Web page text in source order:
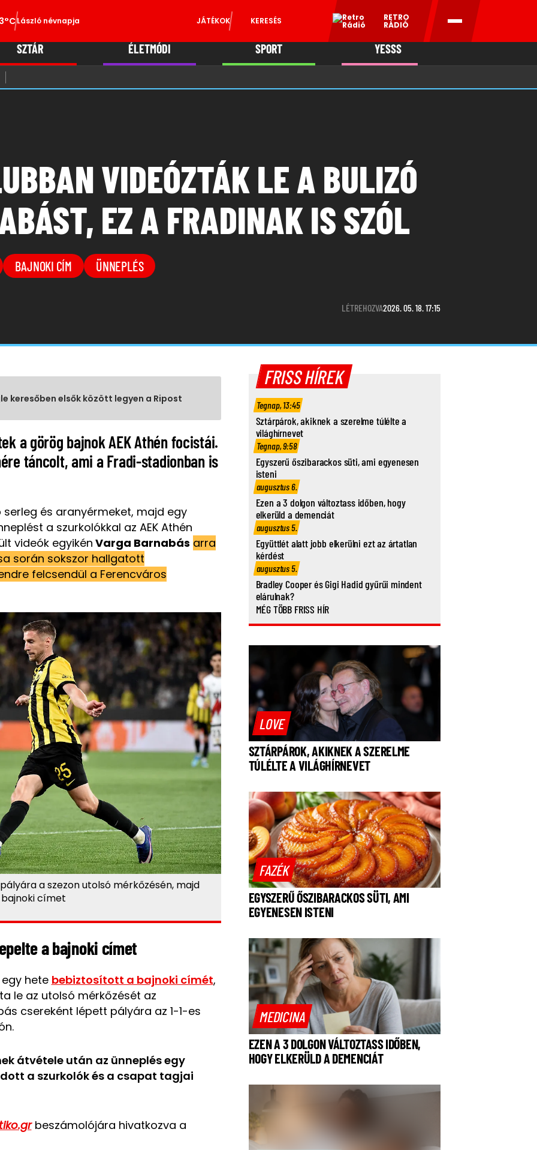
László névnapja JÁTÉKOK KERESÉS RETRO
RÁDIÓ
SZTÁR ÉLETMÓDI SPORT YESSS
VIDEÓZTÁK LE A BULIZÓ
EZ A FRADINAK IS SZÓL
BAJNOKI CÍM ÜNNEPLÉS
LÉTREHOZVA2026. 05. 18. 17:15
keresőben elsők között legyen a Ripost
a görög bajnok AEK Athén focistái.
táncolt, ami a Fradi-stadionban is
és aranyérmeket, majd egy
a szurkolókkal az AEK Athén
videók egyikén Varga Barnabás arra
során sokszor hallgatott
felcsendül a Ferencváros
a szezon utolsó mérkőzésén, majd
címet
a bajnoki címet
hete bebiztosított a bajnoki címét,
le az utolsó mérkőzését az
csereként lépett pályára az 1-1-es
átvétele után az ünneplés egy
a szurkolók és a csapat tagjai
beszámolójára hivatkozva a
FRISS HÍREK
Tegnap, 13:45
Sztárpárok, akiknek a szerelme túlélte a
világhírnevet
Tegnap, 9:58
Egyszerű őszibarackos süti, ami egyenesen
isteni
augusztus 6.
Ezen a 3 dolgon változtass időben, hogy
elkerüld a demenciát
augusztus 5.
Együttlét alatt jobb elkerülni ezt az ártatlan
kérdést
augusztus 5.
Bradley Cooper és Gigi Hadid gyűrűi mindent
elárulnak?
MÉG TÖBB FRISS HÍR
LOVE
SZTÁRPÁROK, AKIKNEK A SZERELME
TÚLÉLTE A VILÁGHÍRNEVET
FAZÉK
EGYSZERŰ ŐSZIBARACKOS SÜTI, AMI
EGYENESEN ISTENI
MEDICINA
EZEN A 3 DOLGON VÁLTOZTASS IDŐBEN,
HOGY ELKERÜLD A DEMENCIÁT